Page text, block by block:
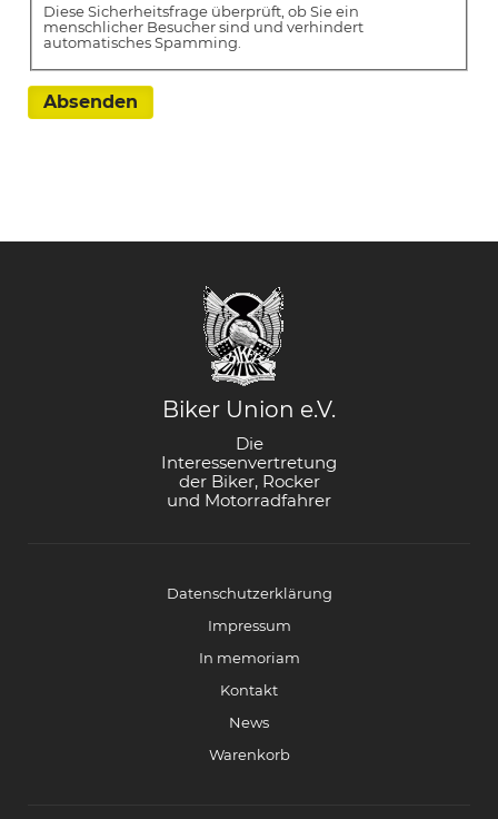
Diese Sicherheitsfrage überprüft, ob Sie ein
menschlicher Besucher sind und verhindert
automatisches Spamming.
Biker Union e.V.
Die
Interessenvertretung
der Biker, Rocker
und Motorradfahrer
Datenschutzerklärung
Impressum
In memoriam
Kontakt
News
Warenkorb